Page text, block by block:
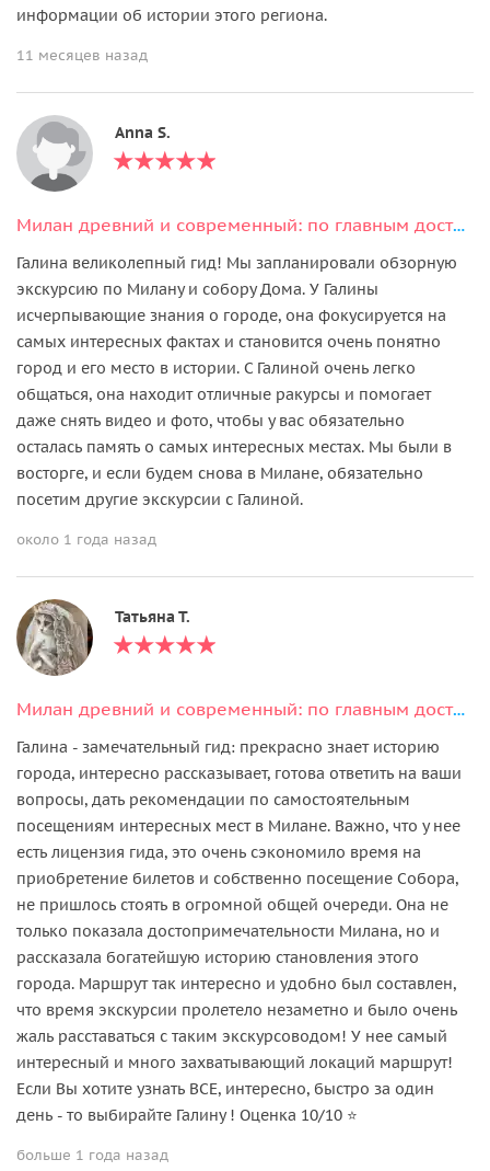
информации об истории этого региона.
11 месяцев назад
Anna S.
Милан древний и современный: по главным достопримечательностям
Галина великолепный гид! Мы запланировали обзорную
экскурсию по Милану и собору Дома. У Галины
исчерпывающие знания о городе, она фокусируется на
самых интересных фактах и становится очень понятно
город и его место в истории. С Галиной очень легко
общаться, она находит отличные ракурсы и помогает
даже снять видео и фото, чтобы у вас обязательно
осталась память о самых интересных местах. Мы были в
восторге, и если будем снова в Милане, обязательно
посетим другие экскурсии с Галиной.
около 1 года назад
Татьяна Т.
Милан древний и современный: по главным достопримечательностям
Галина - замечательный гид: прекрасно знает историю
города, интересно рассказывает, готова ответить на ваши
вопросы, дать рекомендации по самостоятельным
посещениям интересных мест в Милане. Важно, что у нее
есть лицензия гида, это очень сэкономило время на
приобретение билетов и собственно посещение Собора,
не пришлось стоять в огромной общей очереди. Она не
только показала достопримечательности Милана, но и
рассказала богатейшую историю становления этого
города. Маршрут так интересно и удобно был составлен,
что время экскурсии пролетело незаметно и было очень
жаль расставаться с таким экскурсоводом! У нее самый
интересный и много захватывающий локаций маршрут!
Если Вы хотите узнать ВСЕ, интересно, быстро за один
день - то выбирайте Галину ! Оценка 10/10 ⭐️
больше 1 года назад